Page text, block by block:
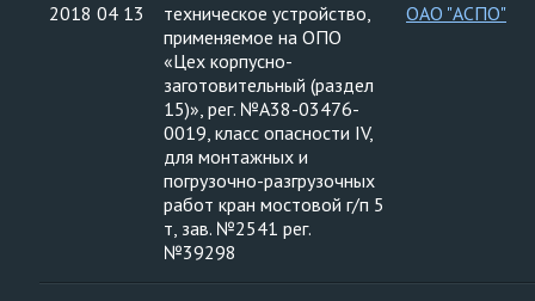
2018 04 13
техническое устройство,
применяемое на ОПО
«Цех корпусно-
заготовительный (раздел
15)», рег. №А38-03476-
0019, класс опасности IV,
для монтажных и
погрузочно-разгрузочных
работ кран мостовой г/п 5
т, зав. №2541 рег.
№39298
ОАО "АСПО"